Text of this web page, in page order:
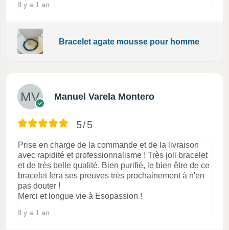
Il y a 1 an
Bracelet agate mousse pour homme
Manuel Varela Montero
5/5
Prise en charge de la commande et de la livraison
avec rapidité et professionnalisme ! Très joli bracelet
et de très belle qualité. Bien purifié, le bien être de ce
bracelet fera ses preuves très prochainement à n'en
pas douter !
Merci et longue vie à Esopassion !
Il y a 1 an